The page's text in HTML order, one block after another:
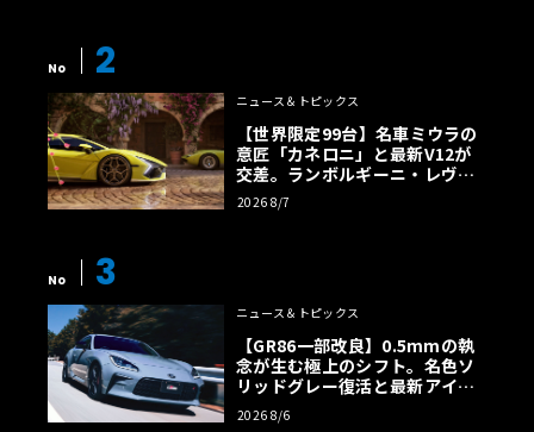
No 2
ニュース＆トピックス
【世界限定99台】名車ミウラの
意匠「カネロニ」と最新V12が
交差。ランボルギーニ・レヴエ
ルトに60周年記念車が登場
2026 8/7
No 3
ニュース＆トピックス
【GR86一部改良】0.5mmの執
念が生む極上のシフト。名色ソ
リッドグレー復活と最新アイサ
イトでFRの極みへ
2026 8/6